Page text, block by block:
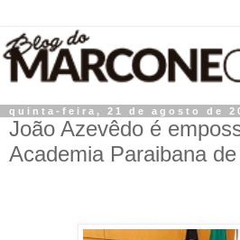
quinta-feira, 21 de agosto de
João Azevêdo é
Academia Paraibana